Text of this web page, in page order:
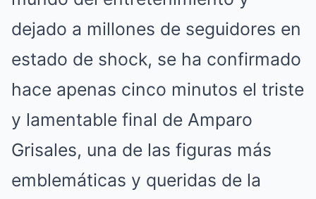
dejado a millones de seguidores en
estado de shock, se ha confirmado
hace apenas cinco minutos el triste
y lamentable final de Amparo
Grisales, una de las figuras más
emblemáticas y queridas de la